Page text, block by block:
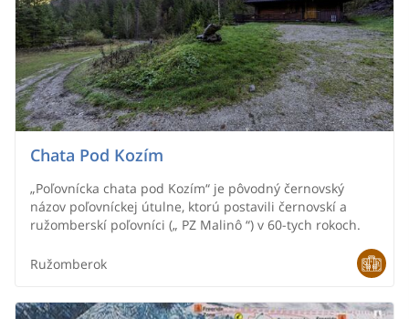
Chata Pod Kozím
„Poľovnícka chata pod Kozím“ je pôvodný černovský
názov poľovníckej útulne, ktorú postavili černovskí a
ružomberskí poľovníci („ PZ Malinô “) v 60-tych rokoch.
Ružomberok